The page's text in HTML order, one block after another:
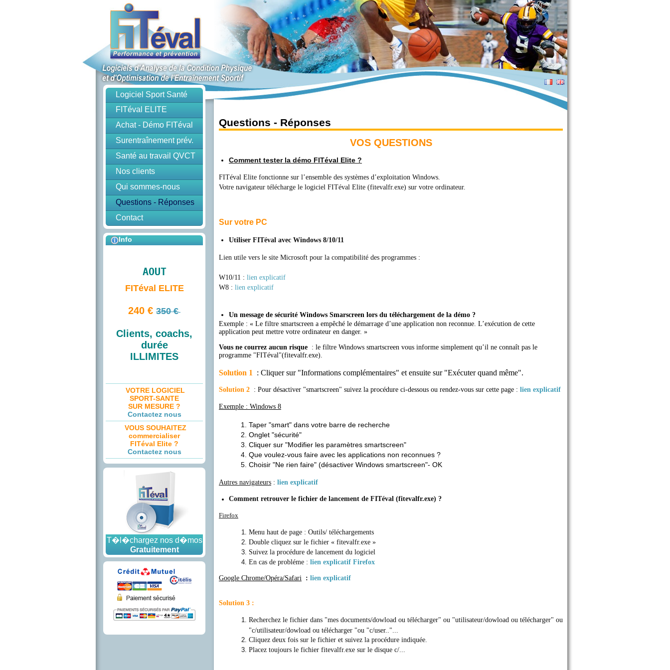
Logiciel Sport Santé
FITéval ELITE
Achat - Démo FITéval
Surentraînement prév.
Santé au travail QVCT
Nos clients
Qui sommes-nous
Questions - Réponses
Contact
Info
AOUT
FITéval ELITE
240 € 350 €
Clients, coachs,
durée
ILLIMITES
VOTRE LOGICIEL
SPORT-SANTE
SUR MESURE ?
Contactez nous
VOUS SOUHAITEZ
commercialiser
FITéval Elite ?
Contactez nous
T�l�chargez nos d�mos
Gratuitement
Questions - Réponses
VOS QUESTIONS
Comment tester la démo FITéval Elite ?
FITéval Elite fonctionne sur l’ensemble des systèmes d’exploitation Windows.
Votre navigateur télécharge le logiciel FITéval Elite (fitevalfr.exe) sur votre ordinateur.
Sur votre PC
Utiliser FITéval avec Windows 8/10/11
Lien utile vers le site Microsoft pour la compatibilité des programmes :
W10/11 : lien explicatif
W8 : lien explicatif
Un message de sécurité Windows Smarscreen lors du téléchargement de la démo ?
Exemple : « Le filtre smartscreen a empêché le démarrage d’une application non reconnue. L’exécution de cette
application peut mettre votre ordinateur en danger. »
Vous ne courrez aucun risque : le filtre Windows smartscreen vous informe simplement qu’il ne connaît pas le
programme "FITéval"(fitevalfr.exe).
Solution 1 : Cliquer sur "Informations complémentaires" et ensuite sur "Exécuter quand même".
Solution 2 : Pour désactiver "smartscreen" suivez la procédure ci-dessous ou rendez-vous sur cette page : lien explicatif
Exemple : Windows 8
Taper "smart" dans votre barre de recherche
Onglet "sécurité"
Cliquer sur "Modifier les paramètres smartscreen"
Que voulez-vous faire avec les applications non reconnues ?
Choisir "Ne rien faire" (désactiver Windows smartscreen"- OK
Autres navigateurs : lien explicatif
Comment retrouver le fichier de lancement de FITéval (fitevalfr.exe) ?
Firefox
Menu haut de page : Outils/ téléchargements
Double cliquez sur le fichier « fitevalfr.exe »
Suivez la procédure de lancement du logiciel
En cas de probléme : lien explicatif Firefox
Google Chrome/Opéra/Safari : lien explicatif
Solution 3 :
Recherchez le fichier dans "mes documents/dowload ou télécharger" ou "utilisateur/dowload ou télécharger" ou
"c/utilisateur/dowload ou télécharger "ou "c/user.."...
Cliquez deux fois sur le fichier et suivez la procédure indiquée.
Placez toujours le fichier fitevalfr.exe sur le disque c/...